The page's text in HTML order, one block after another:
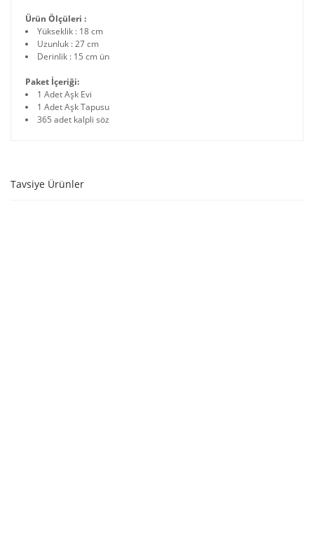
Ürün Ölçüleri :
Yükseklik : 18 cm
Uzunluk : 27 cm
Derinlik : 15 cm ün
Paket İçeriği:
1 Adet Aşk Evi
1 Adet Aşk Tapusu
365 adet kalpli söz
Tavsiye Ürünler